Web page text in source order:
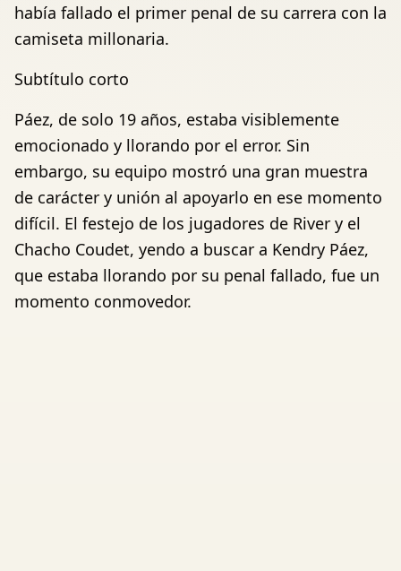
había fallado el primer penal de su carrera con la
camiseta millonaria.
Subtítulo corto
Páez, de solo 19 años, estaba visiblemente
emocionado y llorando por el error. Sin
embargo, su equipo mostró una gran muestra
de carácter y unión al apoyarlo en ese momento
difícil. El festejo de los jugadores de River y el
Chacho Coudet, yendo a buscar a Kendry Páez,
que estaba llorando por su penal fallado, fue un
momento conmovedor.